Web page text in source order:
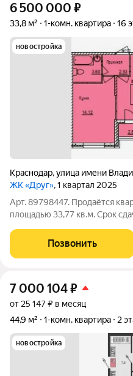
6 500 000 ₽
33,8 м² 1-комн. квартира 16
новостройка
Краснодар,улица имени
ЖК «Друг», 1 квартал 2025
Арт. 89798447. Продаётся
площадью 33,77 кв.м. Срок
монолитным железобетонным
мелкоштучных каменных
Позвонить
7 000 104₽
от 25 147 ₽ в месяц
44,9 м²
1-комн. квартира 2
новостройка